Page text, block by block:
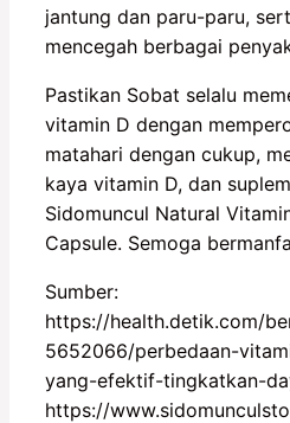
jantung dan paru-paru,
mencegah berbagai
Pastikan Sobat selalu
vitamin D dengan
matahari dengan cukup,
kaya vitamin D, dan
Sidomuncul Natural
Capsule. Semoga
Sumber:
https://health.detik.com/
5652066/perbedaan-
yang-efektif-tingkatkan-
https://